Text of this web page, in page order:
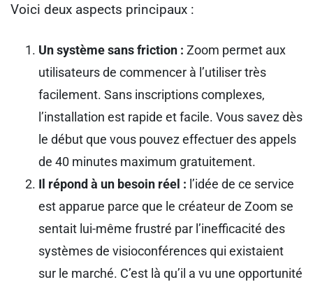
Voici deux aspects principaux :
Un système sans friction : Zoom permet aux
utilisateurs de commencer à l’utiliser très
facilement. Sans inscriptions complexes,
l’installation est rapide et facile. Vous savez dès
le début que vous pouvez effectuer des appels
de 40 minutes maximum gratuitement.
Il répond à un besoin réel : l’idée de ce service
est apparue parce que le créateur de Zoom se
sentait lui-même frustré par l’inefficacité des
systèmes de visioconférences qui existaient
sur le marché. C’est là qu’il a vu une opportunité